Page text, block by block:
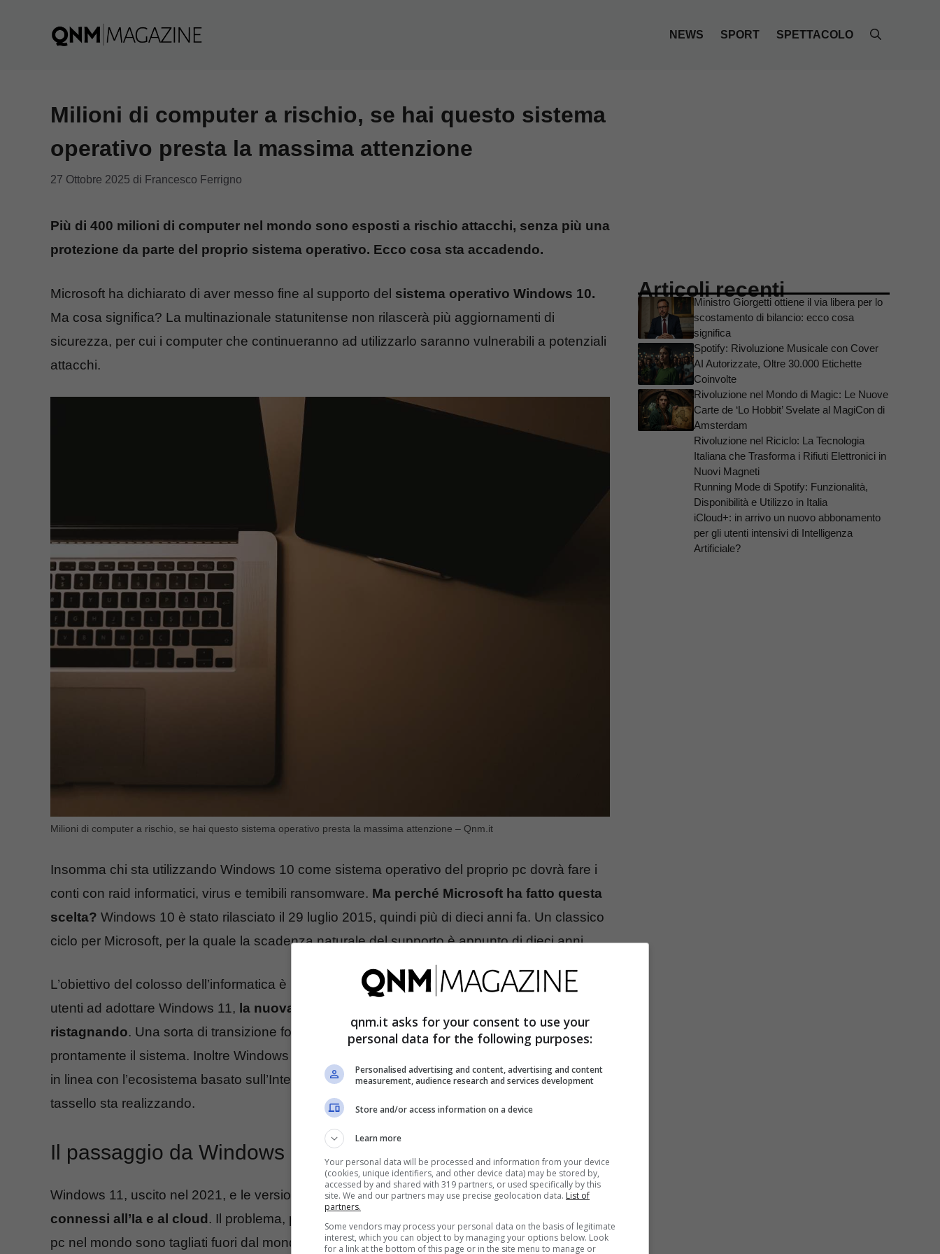
NEWS SPORT SPETTACOLO
Milioni di computer a rischio, se hai questo sistema
operativo presta la massima attenzione
27 Ottobre 2025 di Francesco Ferrigno
Più di 400 milioni di computer nel mondo sono esposti a rischio attacchi, senza più una
protezione da parte del proprio sistema operativo. Ecco cosa sta accadendo.
Microsoft ha dichiarato di aver messo fine al supporto del sistema operativo Windows 10.
Ma cosa significa? La multinazionale statunitense non rilascerà più aggiornamenti di
sicurezza, per cui i computer che continueranno ad utilizzarlo saranno vulnerabili a potenziali
attacchi.
Milioni di computer a rischio, se hai questo sistema operativo presta la massima attenzione – Qnm.it
Insomma chi sta utilizzando Windows 10 come sistema operativo del proprio pc dovrà fare i
conti con raid informatici, virus e temibili ransomware. Ma perché Microsoft ha fatto questa
scelta? Windows 10 è stato rilasciato il 29 luglio 2015, quindi più di dieci anni fa. Un classico
ciclo per Microsoft, per la quale la scadenza naturale del supporto è appunto di dieci anni.
L’obiettivo del colosso dell’informatica è però anche un altro. Microsoft vuole spingere gli
utenti ad adottare Windows 11, la nuova versione del sistema che al momento starebbe
ristagnando. Una sorta di transizione forzata, quindi, che dovrebbe portare ad aggiornare
prontamente il sistema. Inoltre Windows 10 è ormai considerato obsoleto, non perfettamente
in linea con l’ecosistema basato sull’Intelligenza artificiale che Microsoft tassello dopo
tassello sta realizzando.
Il passaggio da Windows 10 a 11 non è così semplice
Windows 11, uscito nel 2021, e le versioni successive,saranno invece sempre più
connessi all’Ia e al cloud. Il problema, però, è che al momento qualcosa come 400 milioni di
pc nel mondo sono tagliati fuori dal mondo Microsoft.
Articoli recenti
Ministro Giorgetti ottiene il via libera per lo
scostamento di bilancio: ecco cosa
significa
Spotify: Rivoluzione Musicale con Cover
AI Autorizzate, Oltre 30.000 Etichette
Coinvolte
Rivoluzione nel Mondo di Magic: Le Nuove
Carte de ‘Lo Hobbit’ Svelate al MagiCon di
Amsterdam
Rivoluzione nel Riciclo: La Tecnologia
Italiana che Trasforma i Rifiuti Elettronici in
Nuovi Magneti
Running Mode di Spotify: Funzionalità,
Disponibilità e Utilizzo in Italia
iCloud+: in arrivo un nuovo abbonamento
per gli utenti intensivi di Intelligenza
Artificiale?
qnm.it asks for your consent to use your
personal data for the following purposes:
Personalised advertising and content, advertising and content
measurement, audience research and services development
Store and/or access information on a device
Learn more
Your personal data will be processed and information from your device
(cookies, unique identifiers, and other device data) may be stored by,
accessed by and shared with 319 partners, or used specifically by this
site. We and our partners may use precise geolocation data. List of
partners.
Some vendors may process your personal data on the basis of legitimate
interest, which you can object to by managing your options below. Look
for a link at the bottom of this page or in the site menu to manage or